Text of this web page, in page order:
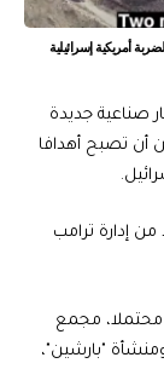
أمريكية إسرائيلية
أقمار صناعية جديدة
تصبح أهدافا
من إدارة ترامب
محتملا، مجمع
ومنشأة "بارشين"،